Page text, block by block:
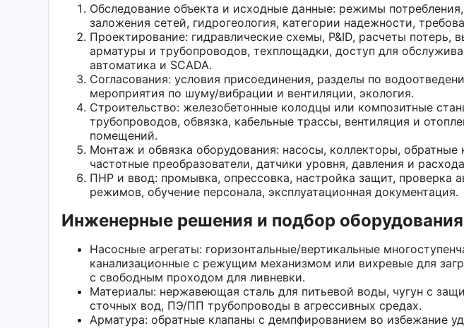
Обследование объекта и исходные данные: режимы
заложения сетей, гидрогеология, категории надежности,
Проектирование: гидравлические схемы, P&ID, расчеты потерь,
арматуры и трубопроводов, техплощадки, доступ для
автоматика и SCADA.
Согласования: условия присоединения, разделы по
мероприятия по шуму/вибрации и вентиляции, экология.
Строительство: железобетонные колодцы или композитные
трубопроводов, обвязка, кабельные трассы, вентиляция и
помещений.
Монтаж и обвязка оборудования: насосы, коллекторы, обратные
частотные преобразователи, датчики уровня, давления и
ПНР и ввод: промывка, опрессовка, настройка защит, проверка
режимов, обучение персонала, эксплуатационная документация.
Инженерные решения и подбор оборудования
Насосные агрегаты: горизонтальные/вертикальные
канализационные с режущим механизмом или вихревые для
с свободным проходом для ливневки.
Материалы: нержавеющая сталь для питьевой воды, чугун с
сточных вод, ПЭ/ПП трубопроводы в агрессивных средах.
Арматура: обратные клапаны с демпфированием во избежание